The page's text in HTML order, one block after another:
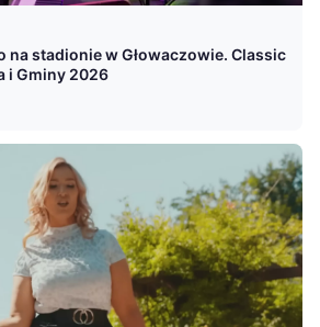
na stadionie w Głowaczowie. Classic
i Gminy 2026